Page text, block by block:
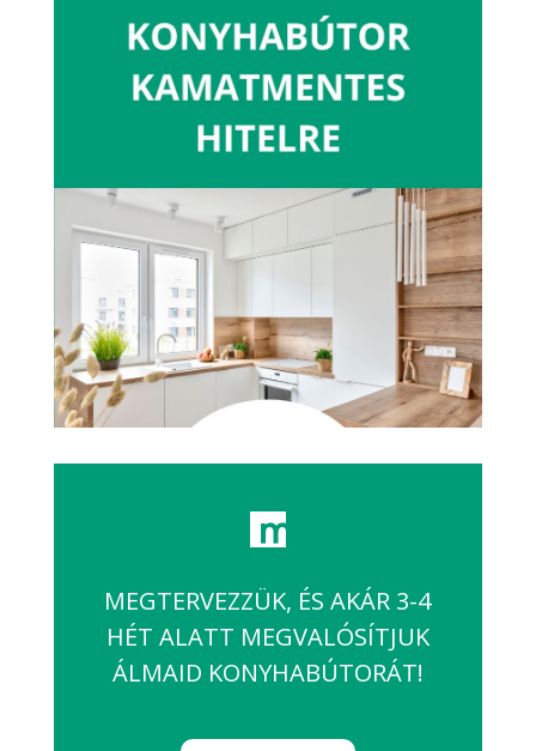
MEGTERVEZZÜK, ÉS AKÁR 3-4
HÉT ALATT MEGVALÓSÍTJUK
ÁLMAID KONYHABÚTORÁT!